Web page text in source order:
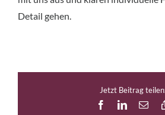
Detail gehen.
Jetzt Beitrag
FacebookLinkedIn
E-